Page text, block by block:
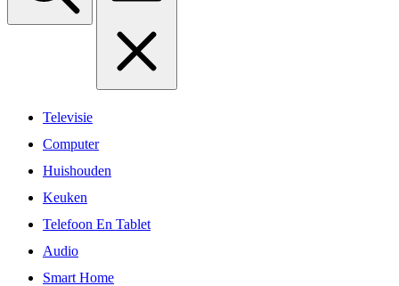
Televisie
Computer
Huishouden
Keuken
Telefoon En Tablet
Audio
Smart Home